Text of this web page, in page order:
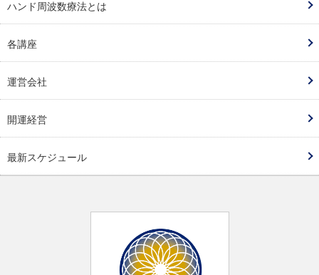
ハンド周波数療法とは
各講座
運営会社
開運経営
最新スケジュール